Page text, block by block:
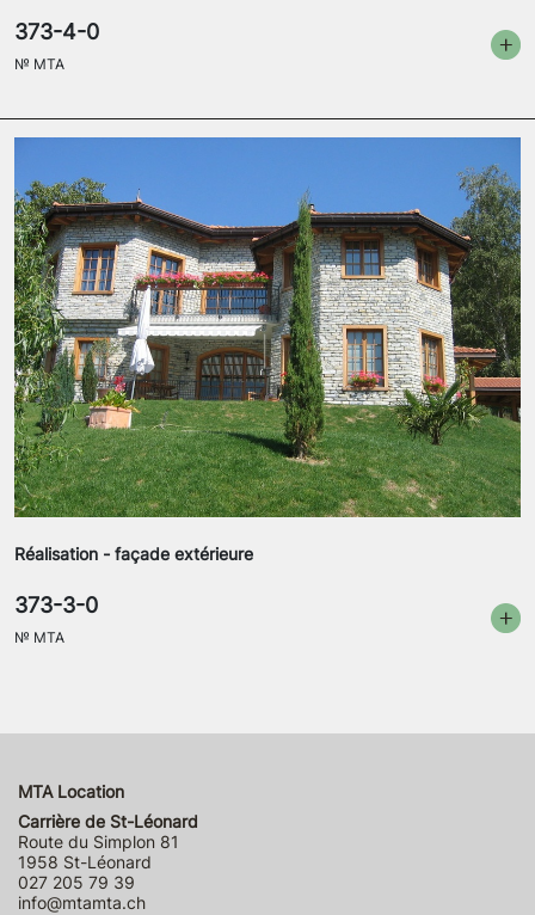
373-4-0
№ MTA
Réalisation - façade extérieure
373-3-0
№ MTA
MTA Location
Carrière de St-Léonard
Route du Simplon 81
1958 St-Léonard
027 205 79 39
info@mtamta.ch